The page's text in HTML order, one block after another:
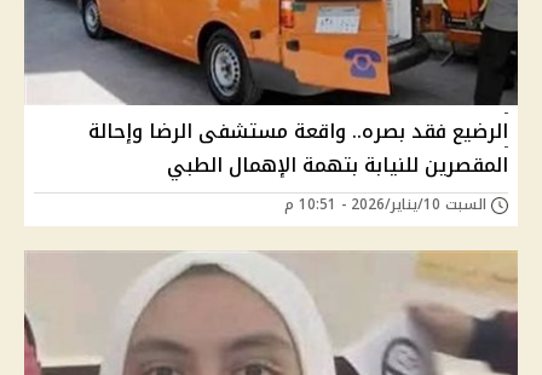
الرضيع فقد بصره.. واقعة مستشفى الرضا وإحالة
المقصرين للنيابة بتهمة الإهمال الطبي
السبت 10/يناير/2026 - 10:51 م